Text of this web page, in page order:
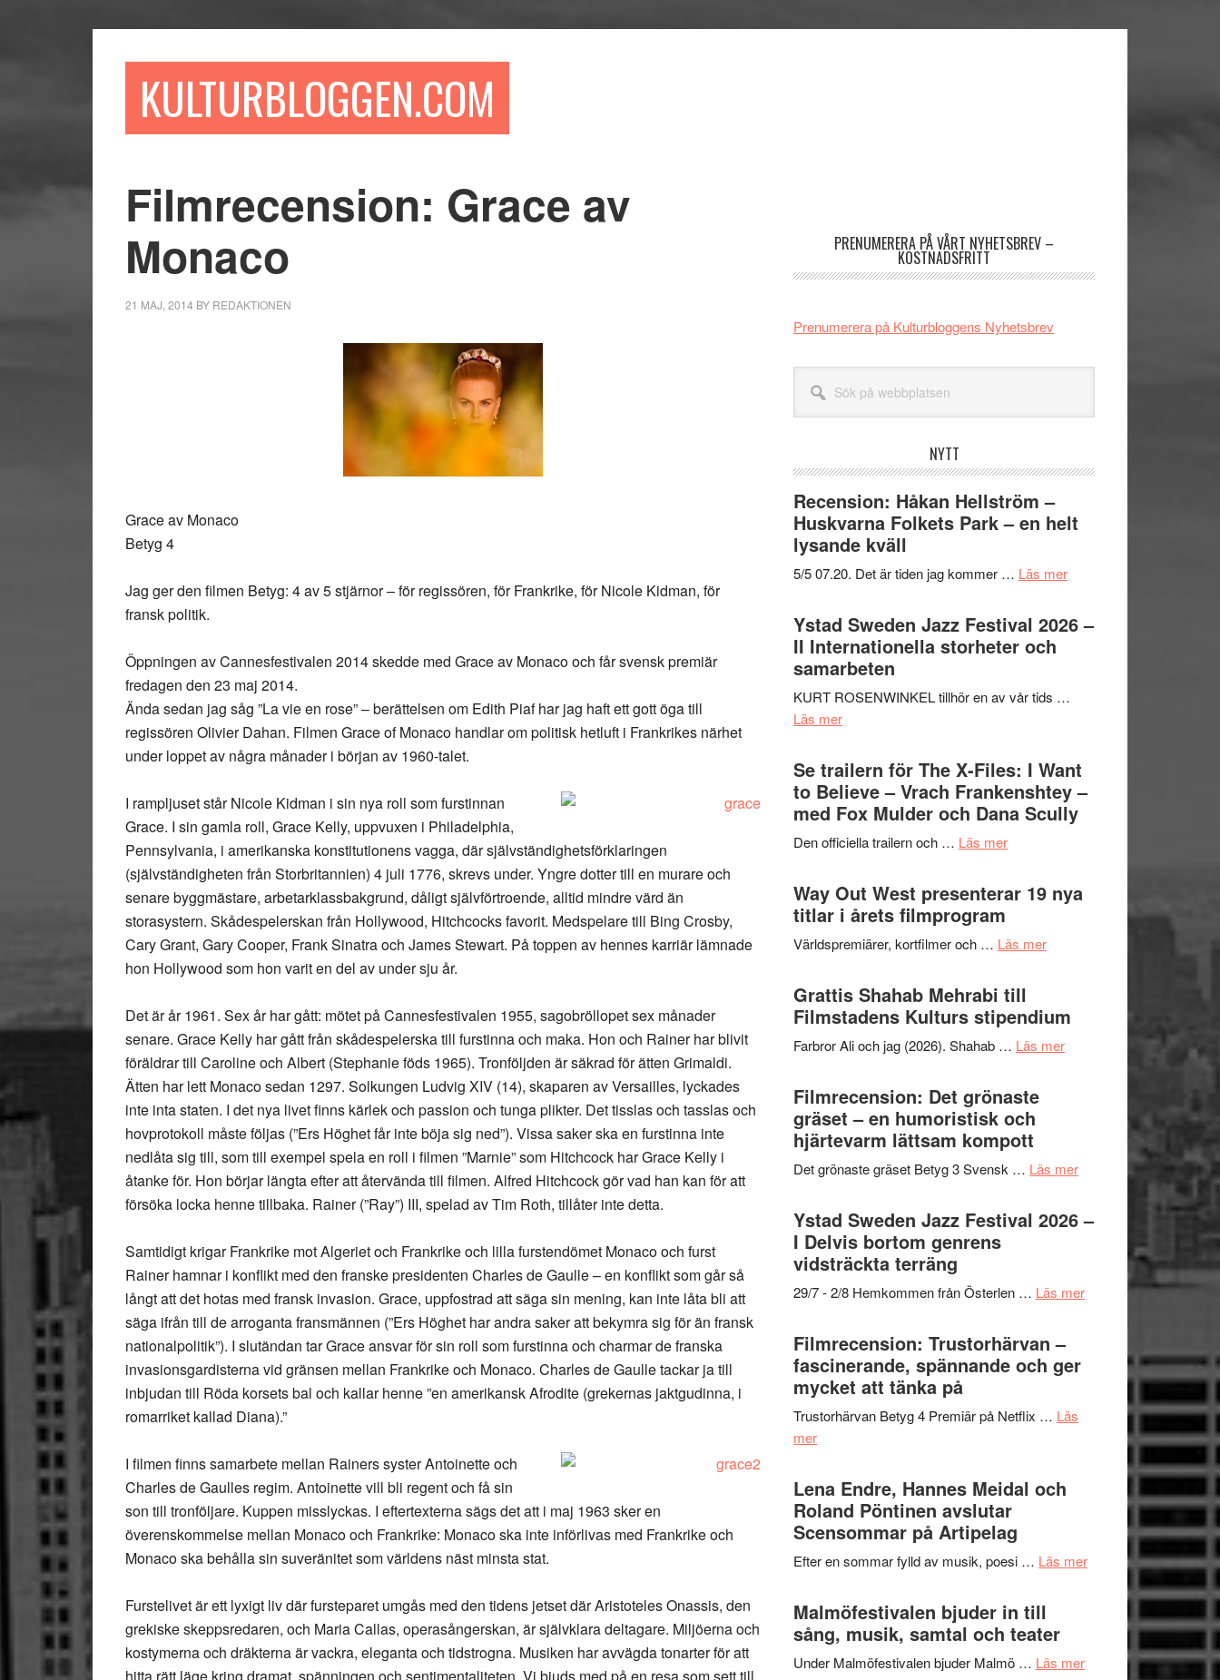
KULTURBLOGGEN.COM
Filmrecension: Grace av
Monaco
21 MAJ, 2014 BY REDAKTIONEN
Grace av Monaco
Betyg 4
Jag ger den filmen Betyg: 4 av 5 stjärnor – för regissören, för Frankrike, för Nicole Kidman, för
fransk politik.
Öppningen av Cannesfestivalen 2014 skedde med Grace av Monaco och får svensk premiär
fredagen den 23 maj 2014.
Ända sedan jag såg ”La vie en rose” – berättelsen om Edith Piaf har jag haft ett gott öga till
regissören Olivier Dahan. Filmen Grace of Monaco handlar om politisk hetluft i Frankrikes närhet
under loppet av några månader i början av 1960-talet.
I rampljuset står Nicole Kidman i sin nya roll som furstinnan
Grace. I sin gamla roll, Grace Kelly, uppvuxen i Philadelphia,
Pennsylvania, i amerikanska konstitutionens vagga, där självständighetsförklaringen
(självständigheten från Storbritannien) 4 juli 1776, skrevs under. Yngre dotter till en murare och
senare byggmästare, arbetarklassbakgrund, dåligt självförtroende, alltid mindre värd än
storasystern. Skådespelerskan från Hollywood, Hitchcocks favorit. Medspelare till Bing Crosby,
Cary Grant, Gary Cooper, Frank Sinatra och James Stewart. På toppen av hennes karriär lämnade
hon Hollywood som hon varit en del av under sju år.
Det är år 1961. Sex år har gått: mötet på Cannesfestivalen 1955, sagobröllopet sex månader
senare. Grace Kelly har gått från skådespelerska till furstinna och maka. Hon och Rainer har blivit
föräldrar till Caroline och Albert (Stephanie föds 1965). Tronföljden är säkrad för ätten Grimaldi.
Ätten har lett Monaco sedan 1297. Solkungen Ludvig XIV (14), skaparen av Versailles, lyckades
inte inta staten. I det nya livet finns kärlek och passion och tunga plikter. Det tisslas och tasslas och
hovprotokoll måste följas (”Ers Höghet får inte böja sig ned”). Vissa saker ska en furstinna inte
nedlåta sig till, som till exempel spela en roll i filmen ”Marnie” som Hitchcock har Grace Kelly i
åtanke för. Hon börjar längta efter att återvända till filmen. Alfred Hitchcock gör vad han kan för att
försöka locka henne tillbaka. Rainer (”Ray”) III, spelad av Tim Roth, tillåter inte detta.
Samtidigt krigar Frankrike mot Algeriet och Frankrike och lilla furstendömet Monaco och furst
Rainer hamnar i konflikt med den franske presidenten Charles de Gaulle – en konflikt som går så
långt att det hotas med fransk invasion. Grace, uppfostrad att säga sin mening, kan inte låta bli att
säga ifrån till de arroganta fransmännen (”Ers Höghet har andra saker att bekymra sig för än fransk
nationalpolitik”). I slutändan tar Grace ansvar för sin roll som furstinna och charmar de franska
invasionsgardisterna vid gränsen mellan Frankrike och Monaco. Charles de Gaulle tackar ja till
inbjudan till Röda korsets bal och kallar henne ”en amerikansk Afrodite (grekernas jaktgudinna, i
romarriket kallad Diana).”
I filmen finns samarbete mellan Rainers syster Antoinette och
Charles de Gaulles regim. Antoinette vill bli regent och få sin
son till tronföljare. Kuppen misslyckas. I eftertexterna sägs det att i maj 1963 sker en
överenskommelse mellan Monaco och Frankrike: Monaco ska inte införlivas med Frankrike och
Monaco ska behålla sin suveränitet som världens näst minsta stat.
Furstelivet är ett lyxigt liv där fursteparet umgås med den tidens jetset där Aristoteles Onassis, den
grekiske skeppsredaren, och Maria Callas, operasångerskan, är självklara deltagare. Miljöerna och
kostymerna och dräkterna är vackra, eleganta och tidstrogna. Musiken har avvägda tonarter för att
PRENUMERERA PÅ VÅRT NYHETSBREV –
KOSTNADSFRITT
Prenumerera på Kulturbloggens Nyhetsbrev
webbplatsen
NYTT
Recension: Håkan Hellström –
Huskvarna Folkets Park – en helt
lysande kväll
5/5 07.20. Det är tiden jag kommer … Läs merom
Håkan
Hellström
Folkets
en
helt
lysande
Ystad Sweden Jazz Festival 2026 –
II Internationella storheter och
samarbeten
KURT ROSENWINKEL tillhör en av vår tids …
Läs merom
Sweden
Jazz
Festival
2026
–
Internationella
storheter
och
samarbeten
Se trailern för The X-Files: I Want
to Believe – Vrach Frankenshtey –
med Fox Mulder och Dana Scully
Den officiella trailern och … Läs merom
trailern
för
X-
I
Want
to
Believe
Vrach
Frankenshtey
–
med
Mulder
och
Way Out West presenterar 19 nya
titlar i årets filmprogram
Världspremiärer, kortfilmer och … Läs merom
presenterar
19
Grattis Shahab Mehrabi till
Filmstadens Kulturs stipendium
Farbror Ali och jag (2026). Shahab … Läs merom
Kulturs
Filmrecension: Det grönaste
gräset – en humoristisk och
hjärtevarm lättsam kompott
Det grönaste gräset Betyg 3 Svensk … Läs merom
en
hjärtevarm
Ystad Sweden Jazz Festival 2026 –
I Delvis bortom genrens
vidsträckta terräng
29/7 - 2/8 Hemkommen från Österlen … Läs merom
Festival
genrens
vidsträckta
Filmrecension: Trustorhärvan –
fascinerande, spännande och ger
mycket att tänka på
Trustorhärvan Betyg 4 Premiär på Netflix … Läs
merom
Trustorhärvan
–
fascinerande,
spännande
och
mycket
att
tänka
Lena Endre, Hannes Meidal och
Roland Pöntinen avslutar
Scensommar på Artipelag
Efter en sommar fylld av musik, poesi … Läs merom
Hannes
Malmöfestivalen bjuder in till
sång, musik, samtal och teater
Under Malmöfestivalen bjuder Malmö … Läs merom